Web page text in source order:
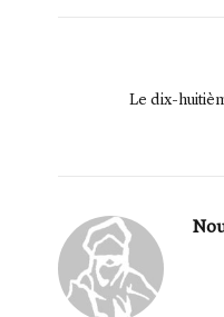
Le dix-